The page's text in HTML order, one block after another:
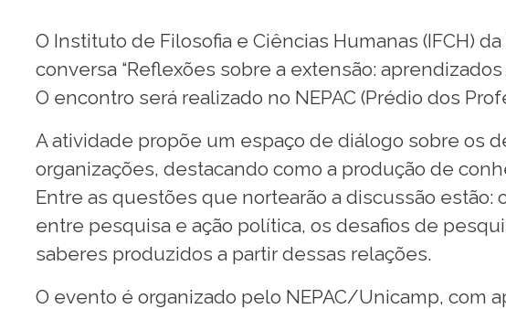
O Instituto de Filosofia e Ciências Humanas (IFCH)
conversa “Reflexões sobre a extensão:
O encontro será realizado no NEPAC (Prédio dos
A atividade propõe um espaço de diálogo sobre os
organizações, destacando como a produção de
Entre as questões que nortearão a discussão
entre pesquisa e ação política, os desafios de
saberes produzidos a partir dessas relações.
O evento é organizado pelo NEPAC/Unicamp, com